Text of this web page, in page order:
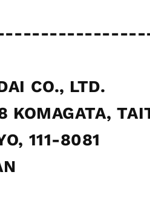
CO., LTD.
KOMAGATA,
111-8081